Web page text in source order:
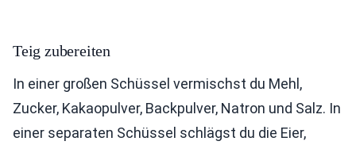
Teig zubereiten
In einer großen Schüssel vermischst du Mehl,
Zucker, Kakaopulver, Backpulver, Natron und Salz. In
einer separaten Schüssel schlägst du die Eier,